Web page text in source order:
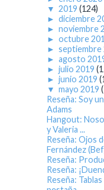
▼ 2019 (124)
► diciembre
► noviembre
► octubre
► septiembre
► agosto
► julio 2019
► junio 2019
▼ mayo 2019
Reseña: Soy
Adams
Hangout:
y Valeria ...
Reseña: Ojos
Fernández
Reseña:
Reseña:
Reseña: